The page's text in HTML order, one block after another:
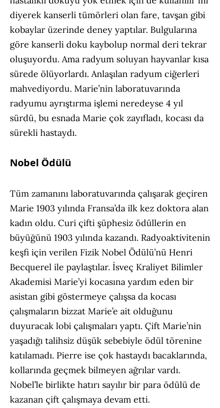
diyerek kanserli tümörleri olan fare, tavşan gibi
kobaylar üzerinde deney yaptılar. Bulgularına
göre kanserli doku kaybolup normal deri tekrar
oluşuyordu. Ama radyum soluyan hayvanlar kısa
sürede ölüyorlardı. Anlaşılan radyum ciğerleri
mahvediyordu. Marie’nin laboratuvarında
radyumu ayrıştırma işlemi neredeyse 4 yıl
sürdü, bu esnada Marie çok zayıfladı, kocası da
sürekli hastaydı.
Nobel Ödülü
Tüm zamanını laboratuvarında çalışarak geçiren
Marie 1903 yılında Fransa’da ilk kez doktora alan
kadın oldu. Curi çifti şüphesiz ödüllerin en
büyüğünü 1903 yılında kazandı. Radyoaktivitenin
keşfi için verilen Fizik Nobel Ödülü’nü Henri
Becquerel ile paylaştılar. İsveç Kraliyet Bilimler
Akademisi Marie’yi kocasına yardım eden bir
asistan gibi göstermeye çalışsa da kocası
çalışmaların bizzat Marie’e ait olduğunu
duyuracak lobi çalışmaları yaptı. Çift Marie’nin
yaşadığı talihsiz düşük sebebiyle ödül törenine
katılamadı. Pierre ise çok hastaydı bacaklarında,
kollarında geçmek bilmeyen ağrılar vardı.
Nobel’le birlikte hatırı sayılır bir para ödülü de
kazanan çift çalışmaya devam etti.